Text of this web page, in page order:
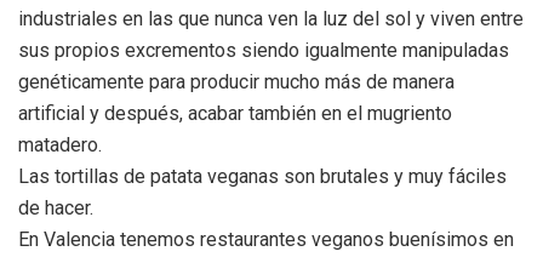
industriales en las que nunca ven la luz del sol y viven entre
sus propios excrementos siendo igualmente manipuladas
genéticamente para producir mucho más de manera
artificial y después, acabar también en el mugriento
matadero.
Las tortillas de patata veganas son brutales y muy fáciles
de hacer.
En Valencia tenemos restaurantes veganos buenísimos en